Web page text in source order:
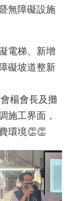
無障礙設施
電梯、新增
礙坡道整新
楊會長及攤
施工界面，
環境👏👏